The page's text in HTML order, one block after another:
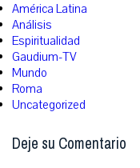
América Latina
Análisis
Espiritualidad
Gaudium-TV
Mundo
Roma
Uncategorized
Deje su Comentario